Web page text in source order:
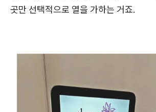
곳만 선택적으로 열을 가하는 거죠.